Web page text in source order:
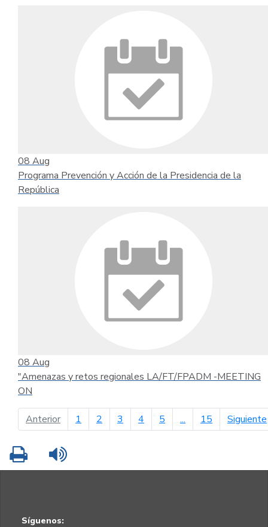
08 Aug
Programa Prevención y Acción de la Presidencia de la
República
08 Aug
"Amenazas y retos regionales LA/FT/FPADM -MEETING
ON
Anteriorpágina anterior
1 2 3 4 5 ... 15 Siguiente
Imprimir
Síguenos: